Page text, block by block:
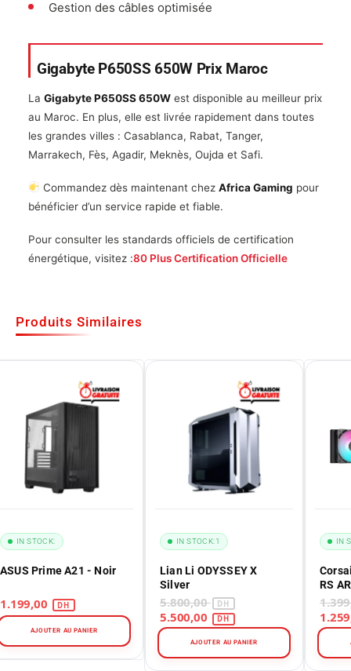
Gestion des câbles optimisée
Gigabyte P650SS 650W Prix Maroc
La Gigabyte P650SS 650W est disponible au meilleur prix
au Maroc. En plus, elle est livrée rapidement dans toutes
les grandes villes : Casablanca, Rabat, Tanger,
Marrakech, Fès, Agadir, Meknès, Oujda et Safi.
Commandez dès maintenant chezAfrica Gaming pour
bénéficier d’un service rapide et fiable.
Pour consulter les standards officiels de certification
énergétique, visitez :80 Plus Certification Officielle
Produits Similaires
ASUS Prime A21 - Noir
IN STOCK:
AJOUTER AU PANIER
Lian Li ODYSSEY X
Silver
5.800,00
IN STOCK:1
AJOUTER AU PANIER
RS
IN